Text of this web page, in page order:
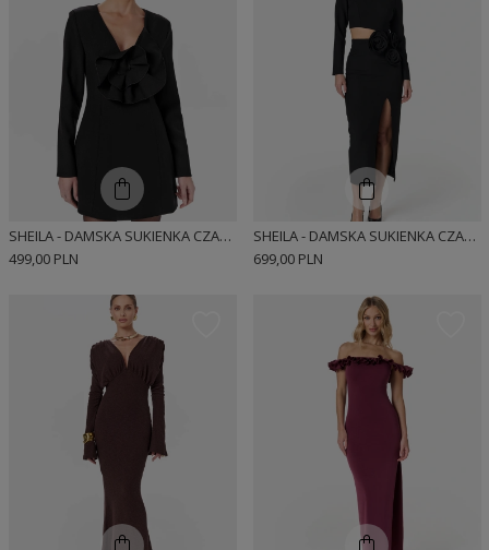
SHEILA - DAMSKA SUKIENKA CZARNA Z FALBANĄ MINI 'CYNTIA'
499,00 PLN
SHEILA - DAMSKA SUKIENKA CZARNA Z WYCIĘCIEM NA BRZUCHU I KWIATAMI 'MARLOW'
699,00 PLN